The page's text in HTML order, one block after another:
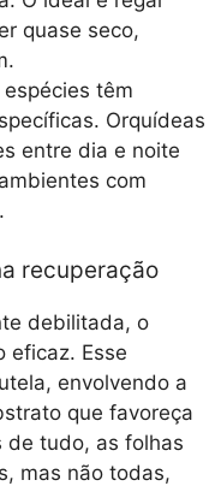
quase seco,
têm
Orquídeas
entre dia e noite
com
recuperação
debilitada, o
eficaz. Esse
envolvendo a
que favoreça
de tudo, as folhas
mas não todas,